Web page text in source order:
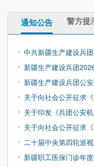
总书记的人民情怀 | “建
自立自强”
通知公告 警方提
中共新疆生产建设兵
新疆生产建设兵团
新疆生产建设兵团公
关于向社会公开征求
关于印发《兵团公安
关于向社会公开征求
二十届中央第四轮巡
新疆职工医保门诊年